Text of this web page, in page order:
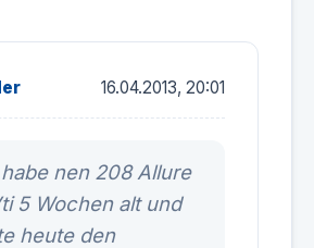
16.04.2013, 20:01
nen 208 Allure
5 Wochen alt und
heute den